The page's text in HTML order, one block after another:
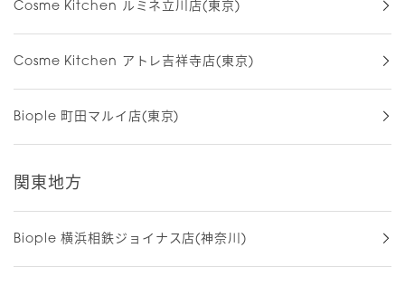
Cosme Kitchen ルミネ立川店(東京)
Cosme Kitchen アトレ吉祥寺店(東京)
Biople 町田マルイ店(東京)
関東地方
Biople 横浜相鉄ジョイナス店(神奈川)